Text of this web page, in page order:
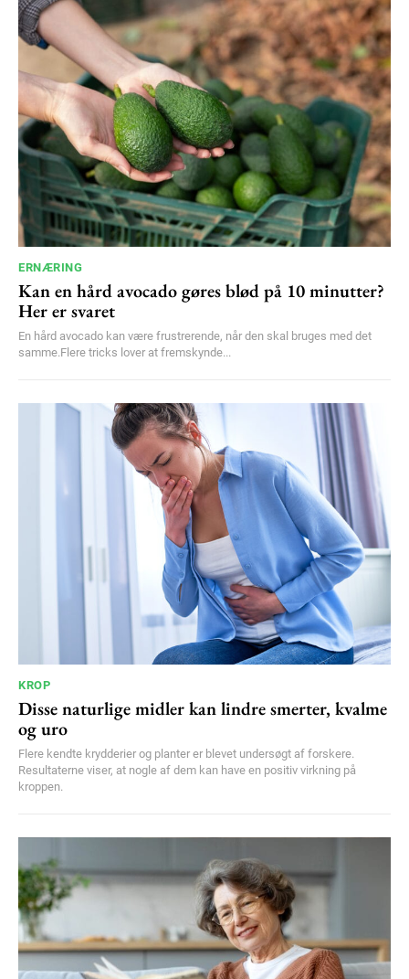
ERNÆRING
Kan en hård avocado gøres blød på 10 minutter?
Her er svaret
En hård avocado kan være frustrerende, når den skal bruges med det
samme.Flere tricks lover at fremskynde...
KROP
Disse naturlige midler kan lindre smerter, kvalme
og uro
Flere kendte krydderier og planter er blevet undersøgt af forskere.
Resultaterne viser, at nogle af dem kan have en positiv virkning på
kroppen.